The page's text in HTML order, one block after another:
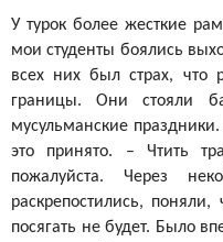
У турок более жесткие
мои студенты боялись
всех них был страх, что
границы. Они стояли
мусульманские
это принято. – Чтить
пожалуйста. Через
раскрепостились,
посягать не будет. Было